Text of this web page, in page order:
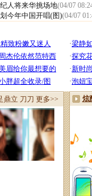
人将来华挑场地(04/07
今年中国开唱(图)(04/07